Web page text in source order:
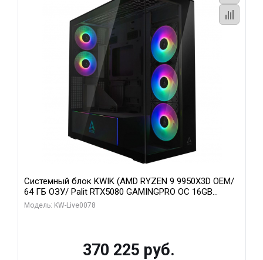
Системный блок KWIK (AMD RYZEN 9 9950X3D OEM/
64 ГБ ОЗУ/ Palit RTX5080 GAMINGPRO OC 16GB
GDDR7 256bit 3xDP HD/ 1 ТБ SSD)
Модель: KW-Live0078
370 225 руб.